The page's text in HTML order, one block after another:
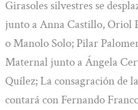
Girasoles silvestres se
junto a Anna Castillo, Oriol
o Manolo Solo; Pilar
Maternal junto a Ángela
Quílez; La consagración de
contará con Fernando